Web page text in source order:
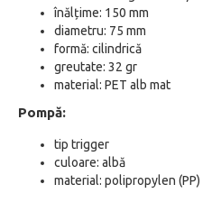
înălțime: 150 mm
diametru: 75 mm
formă: cilindrică
greutate: 32 gr
material: PET alb mat
Pompă:
tip trigger
culoare: albă
material: polipropylen (PP)